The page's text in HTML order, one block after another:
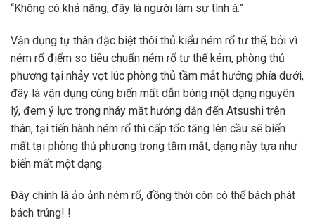
“Không có khả năng, đây là người làm sự tình à.”
Vận dụng tự thân đặc biệt thôi thủ kiểu ném rổ tư thế, bởi vì
ném rổ điểm so tiêu chuẩn ném rổ tư thế kém, phòng thủ
phương tại nhảy vọt lúc phòng thủ tầm mắt hướng phía dưới,
đây là vận dụng cùng biến mất dẫn bóng một dạng nguyên
lý, đem ý lực trong nháy mắt hướng dẫn đến Atsushi trên
thân, tại tiến hành ném rổ thì cấp tốc tăng lên cầu sẽ biến
mất tại phòng thủ phương trong tầm mắt, dạng này tựa như
biến mất một dạng.
Đây chính là ảo ảnh ném rổ, đồng thời còn có thể bách phát
bách trúng! !